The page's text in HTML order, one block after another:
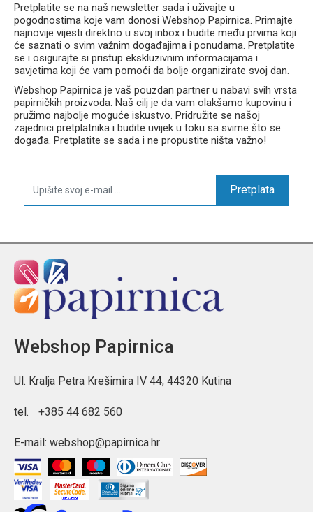
Pretplatite se na naš newsletter sada i uživajte u
pogodnostima koje vam donosi Webshop Papirnica. Primajte
najnovije vijesti direktno u svoj inbox i budite među prvima koji
će saznati o svim važnim događajima i ponudama. Pretplatite
se i osigurajte si pristup ekskluzivnim informacijama i
savjetima koji će vam pomoći da bolje organizirate svoj dan.
Webshop Papirnica je vaš pouzdan partner u nabavi svih vrsta
papirničkih proizvoda. Naš cilj je da vam olakšamo kupovinu i
pružimo najbolje moguće iskustvo. Pridružite se našoj
zajednici pretplatnika i budite uvijek u toku sa svime što se
događa. Pretplatite se sada i ne propustite ništa važno!
Pretplata
Webshop Papirnica
Ul. Kralja Petra Krešimira IV 44, 44320 Kutina
tel. +385 44 682 560
E-mail: webshop@papirnica.hr